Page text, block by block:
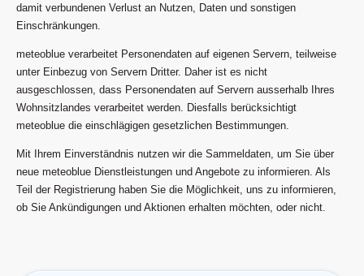
damit verbundenen Verlust an Nutzen, Daten und sonstigen
Einschränkungen.
meteoblue verarbeitet Personendaten auf eigenen Servern, teilweise
unter Einbezug von Servern Dritter. Daher ist es nicht
ausgeschlossen, dass Personendaten auf Servern ausserhalb Ihres
Wohnsitzlandes verarbeitet werden. Diesfalls berücksichtigt
meteoblue die einschlägigen gesetzlichen Bestimmungen.
Mit Ihrem Einverständnis nutzen wir die Sammeldaten, um Sie über
neue meteoblue Dienstleistungen und Angebote zu informieren. Als
Teil der Registrierung haben Sie die Möglichkeit, uns zu informieren,
ob Sie Ankündigungen und Aktionen erhalten möchten, oder nicht.